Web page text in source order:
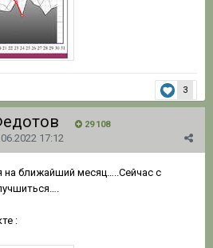
3
29 108
17:12
ближайший месяц…..Сейчас с
: